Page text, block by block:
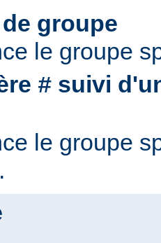
groupe
le groupe
# suivi
le groupe